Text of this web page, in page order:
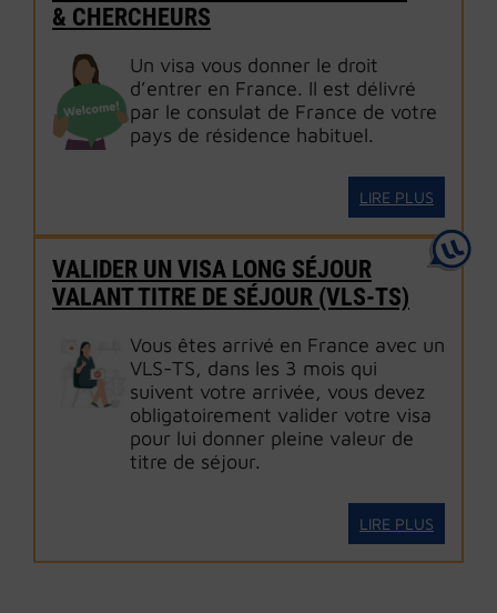
& CHERCHEURS
Un visa vous donner le droit
d’entrer en France. Il est délivré
par le consulat de France de votre
pays de résidence habituel.
LIRE PLUS
VALIDER UN VISA LONG SÉJOUR
VALANT TITRE DE SÉJOUR (VLS-TS)
Vous êtes arrivé en France avec un
VLS-TS, dans les 3 mois qui
suivent votre arrivée, vous devez
obligatoirement valider votre visa
pour lui donner pleine valeur de
titre de séjour.
LIRE PLUS